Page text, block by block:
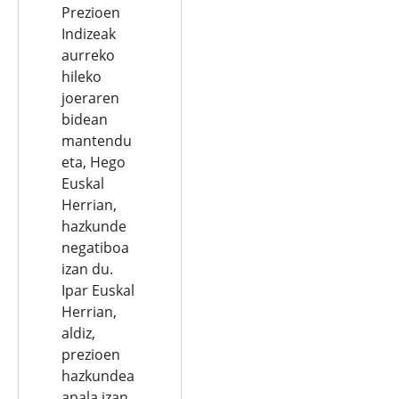
Prezioen
Indizeak
aurreko
hileko
joeraren
bidean
mantendu
eta, Hego
Euskal
Herrian,
hazkunde
negatiboa
izan du.
Ipar Euskal
Herrian,
aldiz,
prezioen
hazkundea